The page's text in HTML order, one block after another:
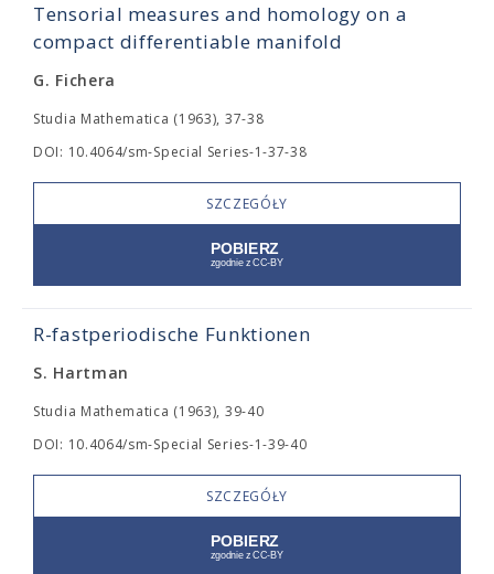
Tensorial measures and homology on a
compact differentiable manifold
G. Fichera
Studia Mathematica (1963), 37-38
DOI: 10.4064/sm-Special Series-1-37-38
SZCZEGÓŁY
R-fastperiodische Funktionen
S. Hartman
Studia Mathematica (1963), 39-40
DOI: 10.4064/sm-Special Series-1-39-40
SZCZEGÓŁY